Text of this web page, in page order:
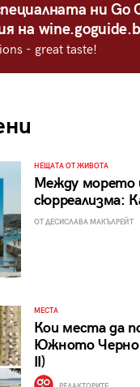
ни Go
на
- great taste!
НЕЩАТА ОТ ЖИВОТА
Между морето
сюрреализма:
ОТ ДЕСИСЛАВА МАКЪЛРЕЙТ
МЕСТА
Кои места да
Южното
II)